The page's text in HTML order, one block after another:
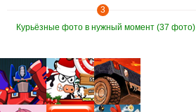
3
Курьёзные фото в нужный момент (37 фото)